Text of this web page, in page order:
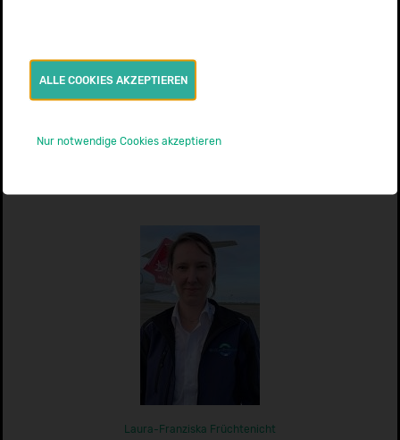
Laura-Franziska Früchtenicht
ALLE COOKIES AKZEPTIEREN
Nur notwendige Cookies akzeptieren